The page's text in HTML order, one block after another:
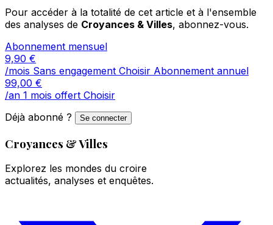
Pour accéder à la totalité de cet article et à l'ensemble
des analyses de Croyances & Villes, abonnez-vous.
Abonnement mensuel
9,90 €
/mois Sans engagement Choisir Abonnement annuel
99,00 €
/an 1 mois offert Choisir
Déjà abonné ?
Se connecter
Croyances & Villes
Explorez les mondes du croire
actualités, analyses et enquêtes.